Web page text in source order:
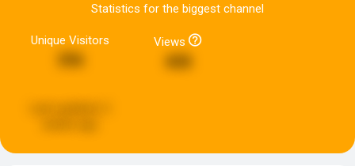
Statistics for the biggest channel
Unique Visitors
396
Views
408